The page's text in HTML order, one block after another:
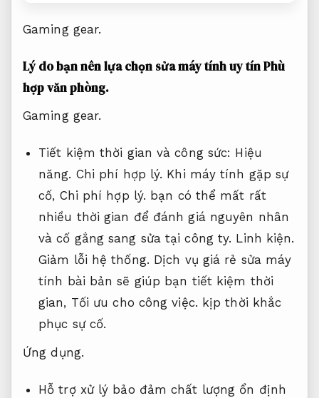
Gaming gear.
Lý do bạn nên lựa chọn sửa máy tính uy tínPhù
hợp văn phòng.
Gaming gear.
Tiết kiệm thời gian và công sức: Hiệu
năng. Chi phí hợp lý. Khi máy tính gặp sự
cố, Chi phí hợp lý. bạn có thể mất rất
nhiều thời gian để đánh giá nguyên nhân
và cố gắng sang sửa tại công ty. Linh kiện.
Giảm lỗi hệ thống. Dịch vụ giá rẻ sửa máy
tính bài bản sẽ giúp bạn tiết kiệm thời
gian, Tối ưu cho công việc. kịp thời khắc
phục sự cố.
Ứng dụng.
Hỗ trợ xử lý bảo đảm chất lượng ổn định